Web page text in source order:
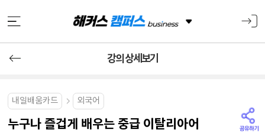
강의 상세보기
내일배움카드 외국어
누구나 즐겁게 배우는 중급 이탈리아어